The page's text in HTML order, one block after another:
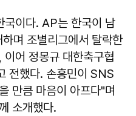
국이다. AP는 한국이 남
며 조별리그에서 탈락한
어 정몽규 대한축구협
전했다. 손흥민이 SNS
만큼 마음이 아프다"며
소개했다.